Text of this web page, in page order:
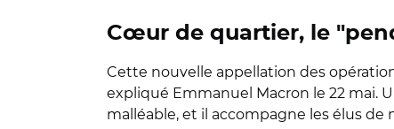
Cœur de quartier, le
Cette nouvelle appellation des
expliqué Emmanuel Macron le 22 mai.
malléable, et il accompagne les élus